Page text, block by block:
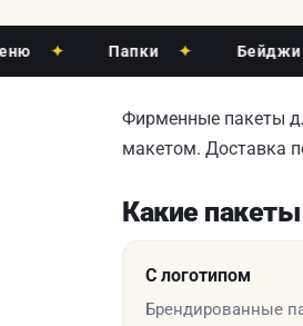
Папки ✦ Бейджи ✦
Фирменные пакеты
макетом. Доставка
Какие
С логотипом
Брендированные